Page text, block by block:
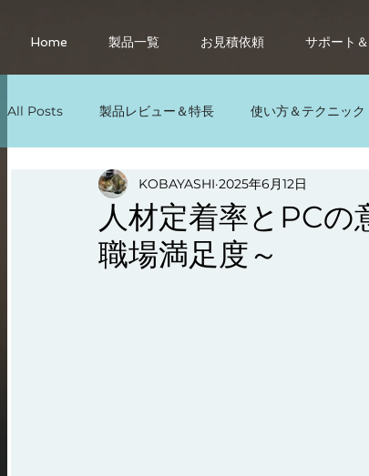
Home 製品一覧 お見積依頼 サポート
All Posts 製品レビュー＆特長 使い方＆テクニック
Windows11の活用法 レンタルパソコン
パソコン廃棄
人材定着率とPCの
職場満足度～
KOBAYASHI 2025年6月12日